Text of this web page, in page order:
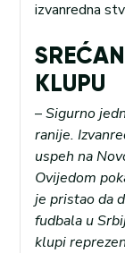
izvanredna
KLUPU
–Sigurno
ranije.
uspeh na
Ovijedom
je pristao da
fudbala u
klupi